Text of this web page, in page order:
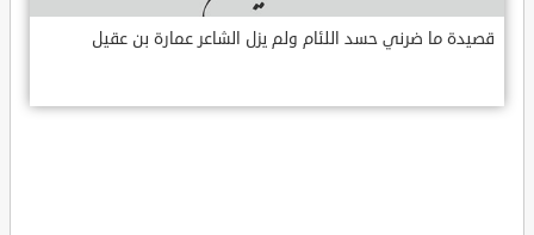
قصيدة ما ضرني حسد اللئام ولم يزل الشاعر عمارة بن عقيل